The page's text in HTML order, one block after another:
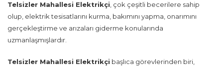
Telsizler Mahallesi Elektrikçi , çok çeşitli becerilere sahip
olup, elektrik tesisatlarını kurma, bakımını yapma, onarımını
gerçekleştirme ve arızaları giderme konularında
uzmanlaşmışlardır.
Telsizler Mahallesi Elektrikçi başlıca görevlerinden biri,